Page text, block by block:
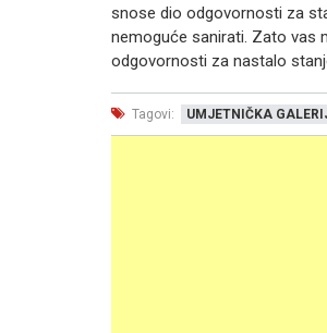
snose dio odgovornosti za
nemoguće sanirati. Zato vas
odgovornosti za nastalo
Tagovi: UMJETNIČKA